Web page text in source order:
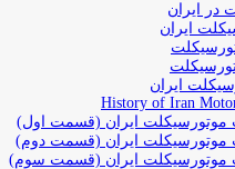
در ایران
ایران
ایران
History of Iran
موتورسیکلت ایران (قسمت اول)
موتورسیکلت ایران (قسمت دوم)
موتورسیکلت ایران (قسمت سوم)